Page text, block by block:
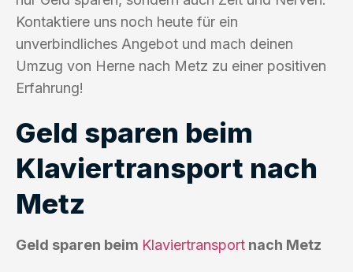
Kontaktiere uns noch heute für ein
unverbindliches Angebot und mach deinen
Umzug von Herne nach Metz zu einer positiven
Erfahrung!
Geld sparen beim
Klaviertransport nach
Metz
Geld sparen beim Klaviertransport nach Metz